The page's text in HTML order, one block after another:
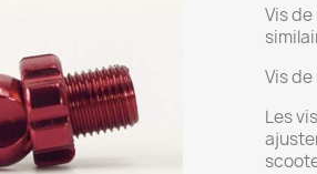
Vis
Vis
Les